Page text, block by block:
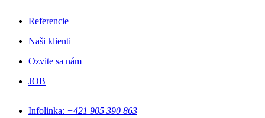
Referencie
Naši klienti
Ozvite sa nám
JOB
Infolinka: +421 905 390 863